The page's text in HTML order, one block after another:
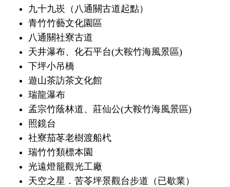
九十九崁（八通關古道起點）
青竹竹藝文化園區
八通關社寮古道
天井瀑布、化石平台(大鞍竹海風景區)
下坪小吊橋
遊山茶訪茶文化館
瑞龍瀑布
孟宗竹蔭林道、莊仙公(大鞍竹海風景區)
照鏡台
社寮茄苳老樹渡船杙
瑞竹竹類標本園
光遠燈籠觀光工廠
天空之星．苦苓坪景觀台步道（已歇業）